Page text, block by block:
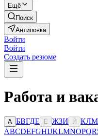
Ещё
Поиск
Антиповка
Войти
Войти
Создать резюме
Работа и
А БВГДЕ Ё ЖЗИ Й КЛМ
ABCDEFGHIJKLMNOPQR